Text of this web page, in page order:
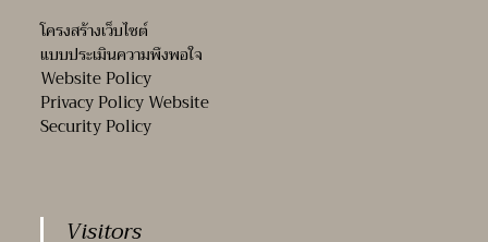
โครงสร้างเว็บไซต์
แบบประเมินความพึงพอใจ
Website Policy
Privacy Policy Website
Security Policy
Visitors